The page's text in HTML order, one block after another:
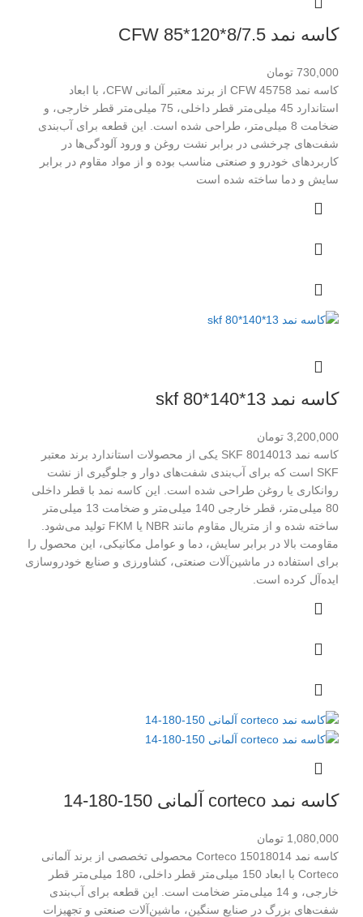
کاسه نمد CFW 85*120*8/7.5
730,000 تومان
کاسه نمد CFW 45758 از برند معتبر آلمانی CFW، با ابعاد
استاندارد 45 میلی‌متر قطر داخلی، 75 میلی‌متر قطر خارجی، و
ضخامت 8 میلی‌متر، طراحی شده است. این قطعه برای آب‌بندی
شفت‌های چرخشی در برابر نشت روغن و ورود آلودگی‌ها در
کاربردهای خودرو و صنعتی مناسب بوده و از مواد مقاوم در برابر
سایش و دما ساخته شده است
کاسه نمد skf 80*140*13
3,200,000 تومان
کاسه نمد SKF 8014013 یکی از محصولات استاندارد برند معتبر
SKF است که برای آب‌بندی شفت‌های دوار و جلوگیری از نشت
روانکاری یا روغن طراحی شده است. این کاسه نمد با قطر داخلی
80 میلی‌متر، قطر خارجی 140 میلی‌متر و ضخامت 13 میلی‌متر
ساخته شده و از متریال مقاوم مانند NBR یا FKM تولید می‌شود.
مقاومت بالا در برابر سایش، دما و عوامل مکانیکی، این محصول را
برای استفاده در ماشین‌آلات صنعتی، کشاورزی و صنایع خودروسازی
ایده‌آل کرده است.
کاسه نمد corteco آلمانی 150-180-14
1,080,000 تومان
کاسه نمد Corteco 15018014 محصولی تخصصی از برند آلمانی
Corteco با ابعاد 150 میلی‌متر قطر داخلی، 180 میلی‌متر قطر
خارجی، و 14 میلی‌متر ضخامت است. این قطعه برای آب‌بندی
شفت‌های بزرگ در صنایع سنگین، ماشین‌آلات صنعتی و تجهیزات